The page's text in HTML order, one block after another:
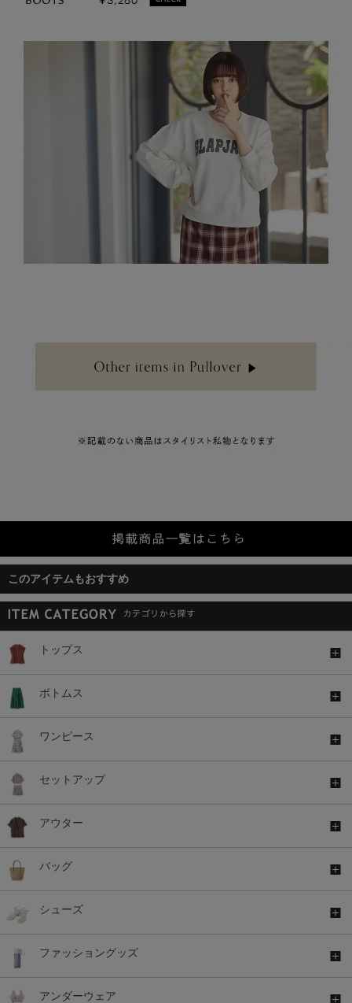
このアイテムもおすすめ
トップス
ボトムス
ワンピース
セットアップ
アウター
バッグ
シューズ
ファッショングッズ
アンダーウェア